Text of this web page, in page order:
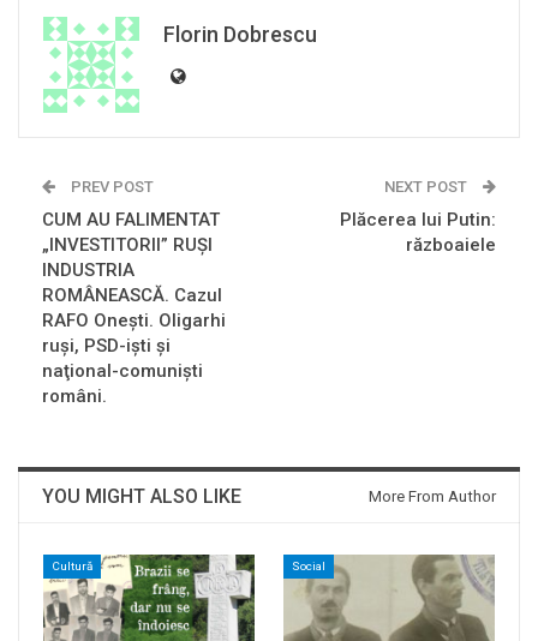
Florin Dobrescu
PREV POST
CUM AU FALIMENTAT
„INVESTITORII” RUŞI
INDUSTRIA
ROMÂNEASCĂ. Cazul
RAFO Oneşti. Oligarhi
ruşi, PSD-işti şi
naţional-comunişti
români.
NEXT POST
Plăcerea lui Putin:
războaiele
YOU MIGHT ALSO LIKE More From Author
Cultură Social